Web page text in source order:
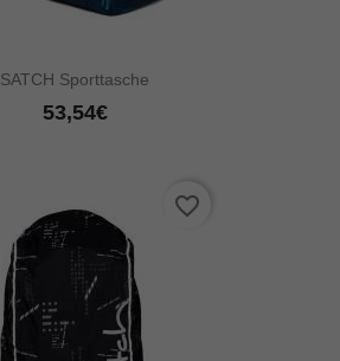
SATCH Sporttasche
53,54€
favorite_border